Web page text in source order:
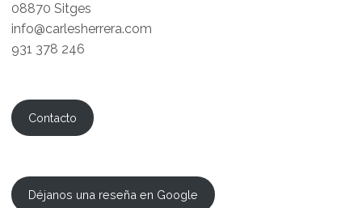
08870 Sitges
info@carlesherrera.com
931 378 246
Contacto
Déjanos una reseña en Google